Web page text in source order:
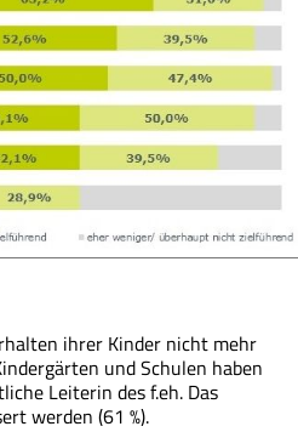
ihrer Kinder nicht mehr
und Schulen haben
Leiterin des f.eh. Das
werden (61 %).